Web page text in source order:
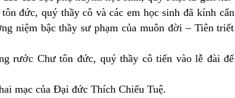
đức, quý thầy cô và các em học sinh đã kính cẩn
niệm bậc thầy sư phạm của muôn đời – Tiên triết
rước Chư tôn đức, quý thầy cô tiến vào lễ đài để
mạc của Đại đức Thích Chiếu Tuệ.